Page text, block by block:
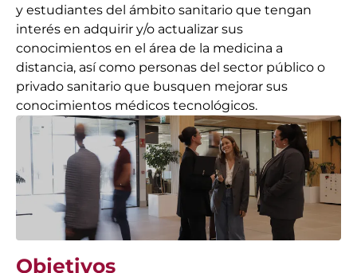
y estudiantes del ámbito sanitario que tengan
interés en adquirir y/o actualizar sus
conocimientos en el área de la medicina a
distancia, así como personas del sector público o
privado sanitario que busquen mejorar sus
conocimientos médicos tecnológicos.
Objetivos